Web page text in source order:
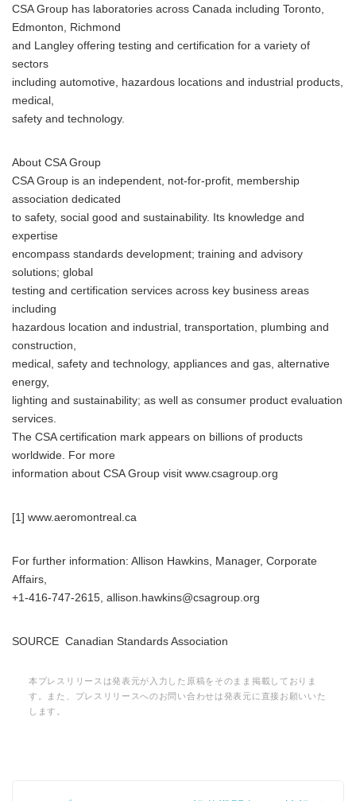
CSA Group has laboratories across Canada including Toronto,
Edmonton, Richmond
and Langley offering testing and certification for a variety of
sectors
including automotive, hazardous locations and industrial products,
medical,
safety and technology.
About CSA Group
CSA Group is an independent, not-for-profit, membership
association dedicated
to safety, social good and sustainability. Its knowledge and
expertise
encompass standards development; training and advisory
solutions; global
testing and certification services across key business areas
including
hazardous location and industrial, transportation, plumbing and
construction,
medical, safety and technology, appliances and gas, alternative
energy,
lighting and sustainability; as well as consumer product evaluation
services.
The CSA certification mark appears on billions of products
worldwide. For more
information about CSA Group visit www.csagroup.org
[1] www.aeromontreal.ca
For further information: Allison Hawkins, Manager, Corporate
Affairs,
+1-416-747-2615, allison.hawkins@csagroup.org
SOURCE Canadian Standards Association
本プレスリリースは発表元が入力した原稿をそのまま掲載しておりま
す。また、プレスリリースへのお問い合わせは発表元に直接お願いいた
します。